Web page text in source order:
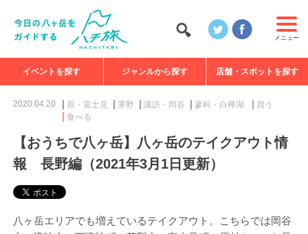
メニュー
イベントを探す ジャンルから探す 店舗・スポットを探す
2020.04.20 原・富士見 茅野 諏訪・岡谷 蓼科・白樺湖
買う
食べる
【おうちで八ヶ岳】八ヶ岳のテイクアウト情
報 長野編（2021年3月1日更新）
八ヶ岳エリアでも増えているテイクアウト。こちらでは岡谷
メニュー